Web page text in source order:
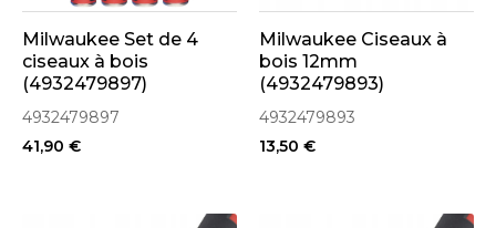
Milwaukee Set de 4
ciseaux à bois
(4932479897)
4932479897
41,90 €
Milwaukee Ciseaux à
bois 12mm
(4932479893)
4932479893
13,50 €